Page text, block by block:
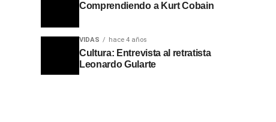
Comprendiendo a Kurt Cobain
VIDAS hace 4 años
Cultura: Entrevista al retratista
Leonardo Gularte